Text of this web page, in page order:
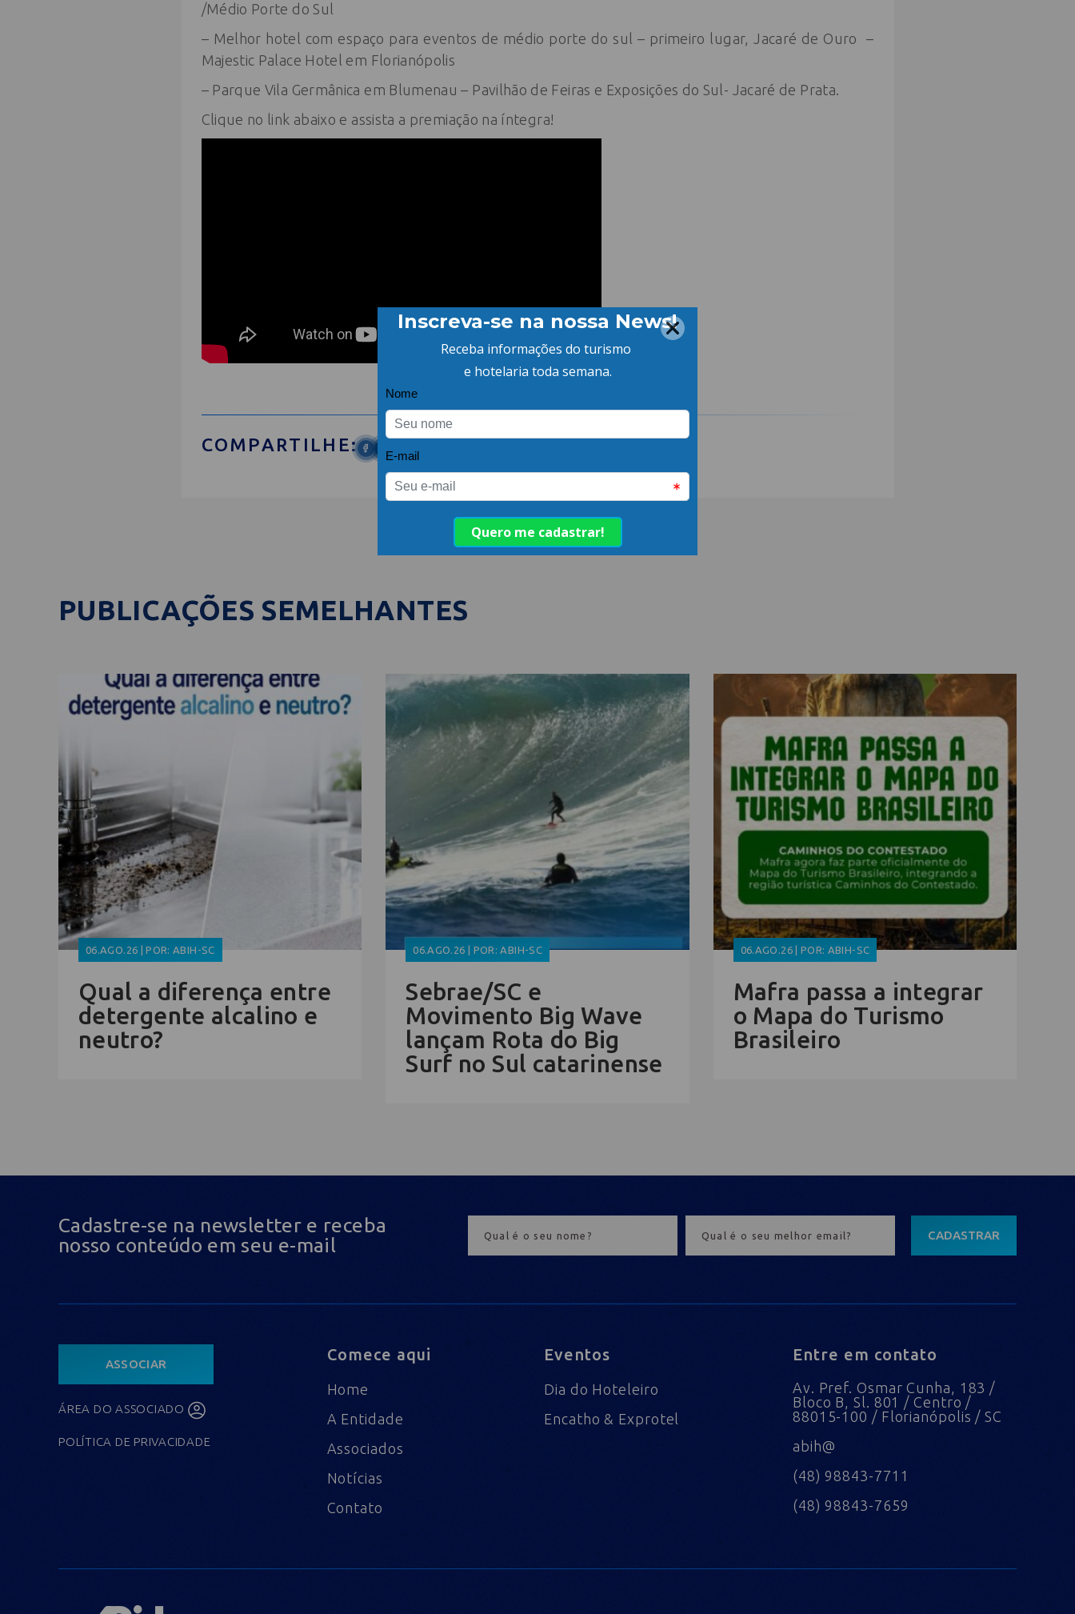
/Médio Porte do Sul
– Melhor hotel com espaço para eventos de médio porte do sul – primeiro lugar, Jacaré de Ouro –
Majestic Palace Hotel em Florianópolis
– Parque Vila Germânica em Blumenau – Pavilhão de Feiras e Exposições do Sul- Jacaré de Prata.
Clique no link abaixo e assista a premiação na íntegra!
COMPARTILHE:
PUBLICAÇÕES SEMELHANTES
06.AGO.26 | POR: ABIH-SC
Qual a diferença entre
detergente alcalino e
neutro?
06.AGO.26 | POR: ABIH-SC
Sebrae/SC e
Movimento Big Wave
lançam Rota do Big
Surf no Sul catarinense
06.AGO.26 | POR: ABIH-SC
Mafra passa a integrar
o Mapa do Turismo
Brasileiro
Cadastre-se na newsletter e receba
nosso conteúdo em seu e-mail
CADASTRAR
ASSOCIAR
ÁREA DO ASSOCIADO
POLÍTICA DE PRIVACIDADE
Comece aqui
Home
A Entidade
Associados
Notícias
Contato
Eventos
Dia do Hoteleiro
Encatho & Exprotel
Entre em contato
Av. Pref. Osmar Cunha, 183 /
Bloco B, Sl. 801 / Centro /
88015-100 / Florianópolis / SC
abih@
(48) 98843-7711
(48) 98843-7659